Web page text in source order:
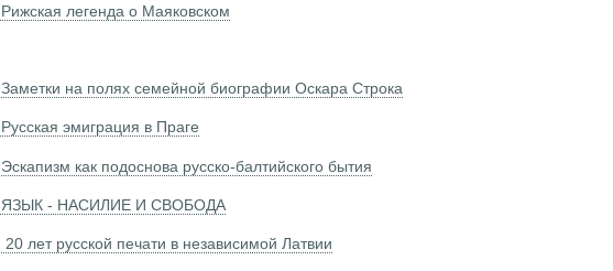
легенда о Маяковском
на полях семейной биографии Оскара Строка
эмиграция в Праге
как подоснова русско-балтийского бытия
ЯЗЫК - НАСИЛИЕ И СВОБОДА
лет русской печати в независимой Латвии